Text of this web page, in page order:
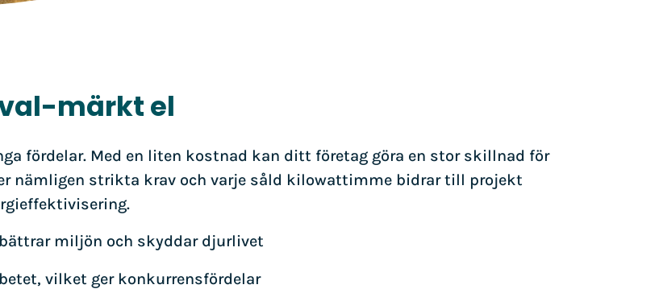
märkt el
fördelar. Med en liten kostnad kan ditt företag göra en stor skillnad för
nämligen strikta krav och varje såld kilowattimme bidrar till projekt
miljön och skyddar djurlivet
vilket ger konkurrensfördelar